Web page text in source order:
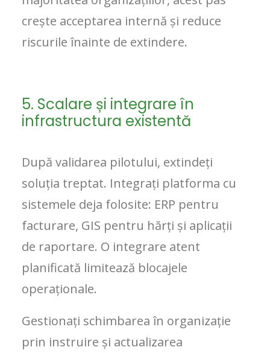
crește acceptarea internă și reduce
riscurile înainte de extindere.
5. Scalare și integrare în
infrastructura existentă
După validarea pilotului, extindeți
soluția treptat. Integrați platforma cu
sistemele deja folosite: ERP pentru
facturare, GIS pentru hărți și aplicații
de raportare. O integrare atent
planificată limitează blocajele
operaționale.
Gestionați schimbarea în organizație
prin instruire și actualizarea